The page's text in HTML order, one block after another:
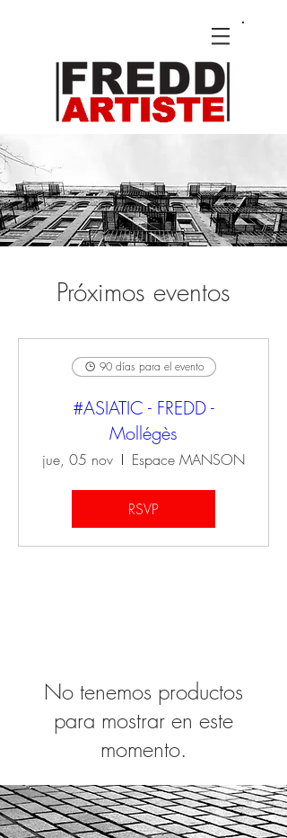
Iniciar sesión
Próximos eventos
90 días para el evento
#ASIATIC - FREDD -
Mollégès
jue, 05 nov Espace MANSON
RSVP
No tenemos productos
para mostrar en este
momento.